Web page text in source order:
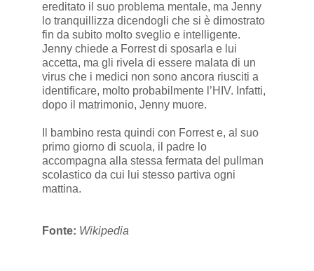
ereditato il suo problema mentale, ma Jenny
lo tranquillizza dicendogli che si è dimostrato
fin da subito molto sveglio e intelligente.
Jenny chiede a Forrest di sposarla e lui
accetta, ma gli rivela di essere malata di un
virus che i medici non sono ancora riusciti a
identificare, molto probabilmente l’HIV. Infatti,
dopo il matrimonio, Jenny muore.
Il bambino resta quindi con Forrest e, al suo
primo giorno di scuola, il padre lo
accompagna alla stessa fermata del pullman
scolastico da cui lui stesso partiva ogni
mattina.
Fonte: Wikipedia